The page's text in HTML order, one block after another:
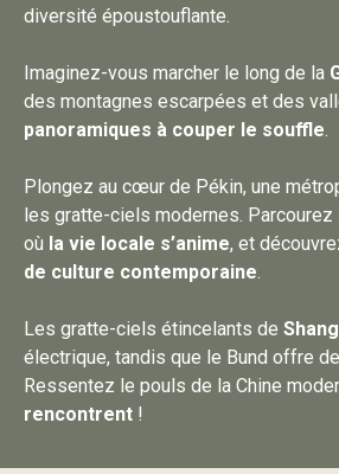
diversité époustouflante.
Imaginez-vous marcher le long de la
des montagnes escarpées et des
panoramiques à couper le souffle
Plongez au cœur de Pékin, une
les gratte-ciels modernes.
où la vie locale s’anime, et
de culture contemporaine
Les gratte-ciels étincelants de
électrique, tandis que le Bund offre
Ressentez le pouls de la Chine
rencontrent !